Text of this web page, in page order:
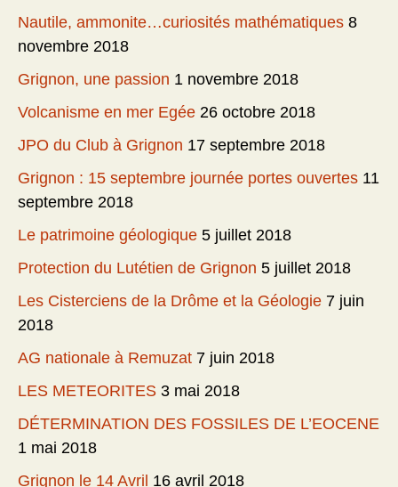
Nautile, ammonite…curiosités mathématiques 8
novembre 2018
Grignon, une passion 1 novembre 2018
Volcanisme en mer Egée 26 octobre 2018
JPO du Club à Grignon 17 septembre 2018
Grignon : 15 septembre journée portes ouvertes 11
septembre 2018
Le patrimoine géologique 5 juillet 2018
Protection du Lutétien de Grignon 5 juillet 2018
Les Cisterciens de la Drôme et la Géologie 7 juin
2018
AG nationale à Remuzat 7 juin 2018
LES METEORITES 3 mai 2018
DÉTERMINATION DES FOSSILES DE L’EOCENE
1 mai 2018
Grignon le 14 Avril 16 avril 2018